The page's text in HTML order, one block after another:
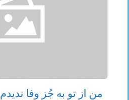
من از تو به جُز وفا ندیدم